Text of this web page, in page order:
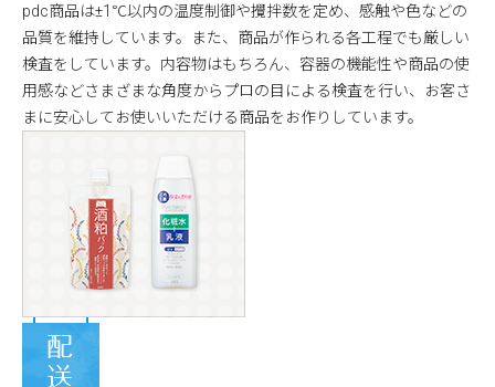
pdc商品は±1℃以内の温度制御や攪拌数を定め、感触や色などの
品質を維持しています。また、商品が作られる各工程でも厳しい
検査をしています。内容物はもちろん、容器の機能性や商品の使
用感などさまざまな角度からプロの目による検査を行い、お客さ
まに安心してお使いいただける商品をお作りしています。